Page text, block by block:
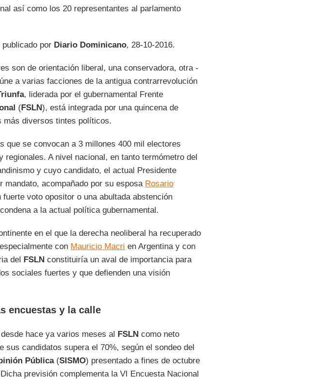
así como los 20 representantes al parlamento
publicado por Diario Dominicano, 28-10-2016.
son de orientación liberal, una conservadora, otra -
a varias facciones de la antigua contrarrevolución
, liderada por el gubernamental Frente
(FSLN), está integrada por una quincena de
más diversos tintes políticos.
que se convocan a 3 millones 400 mil electores
regionales. A nivel nacional, en tanto termómetro del
y cuyo candidato, el actual Presidente
mandato, acompañado por su esposa Rosario
voto opositor o una abultada abstención
a la actual política gubernamental.
en el que la derecha neoliberal ha recuperado
con Mauricio Macri en Argentina y con
del FSLNconstituiría un aval de importancia para
sociales fuertes y que defienden una visión
encuestas y la calle
hace ya varios meses al FSLNcomo neto
sus candidatos supera el 70%, según el sondeo del
Pública(SISMO) presentado a fines de octubre
previsión complementa la VI Encuesta Nacional